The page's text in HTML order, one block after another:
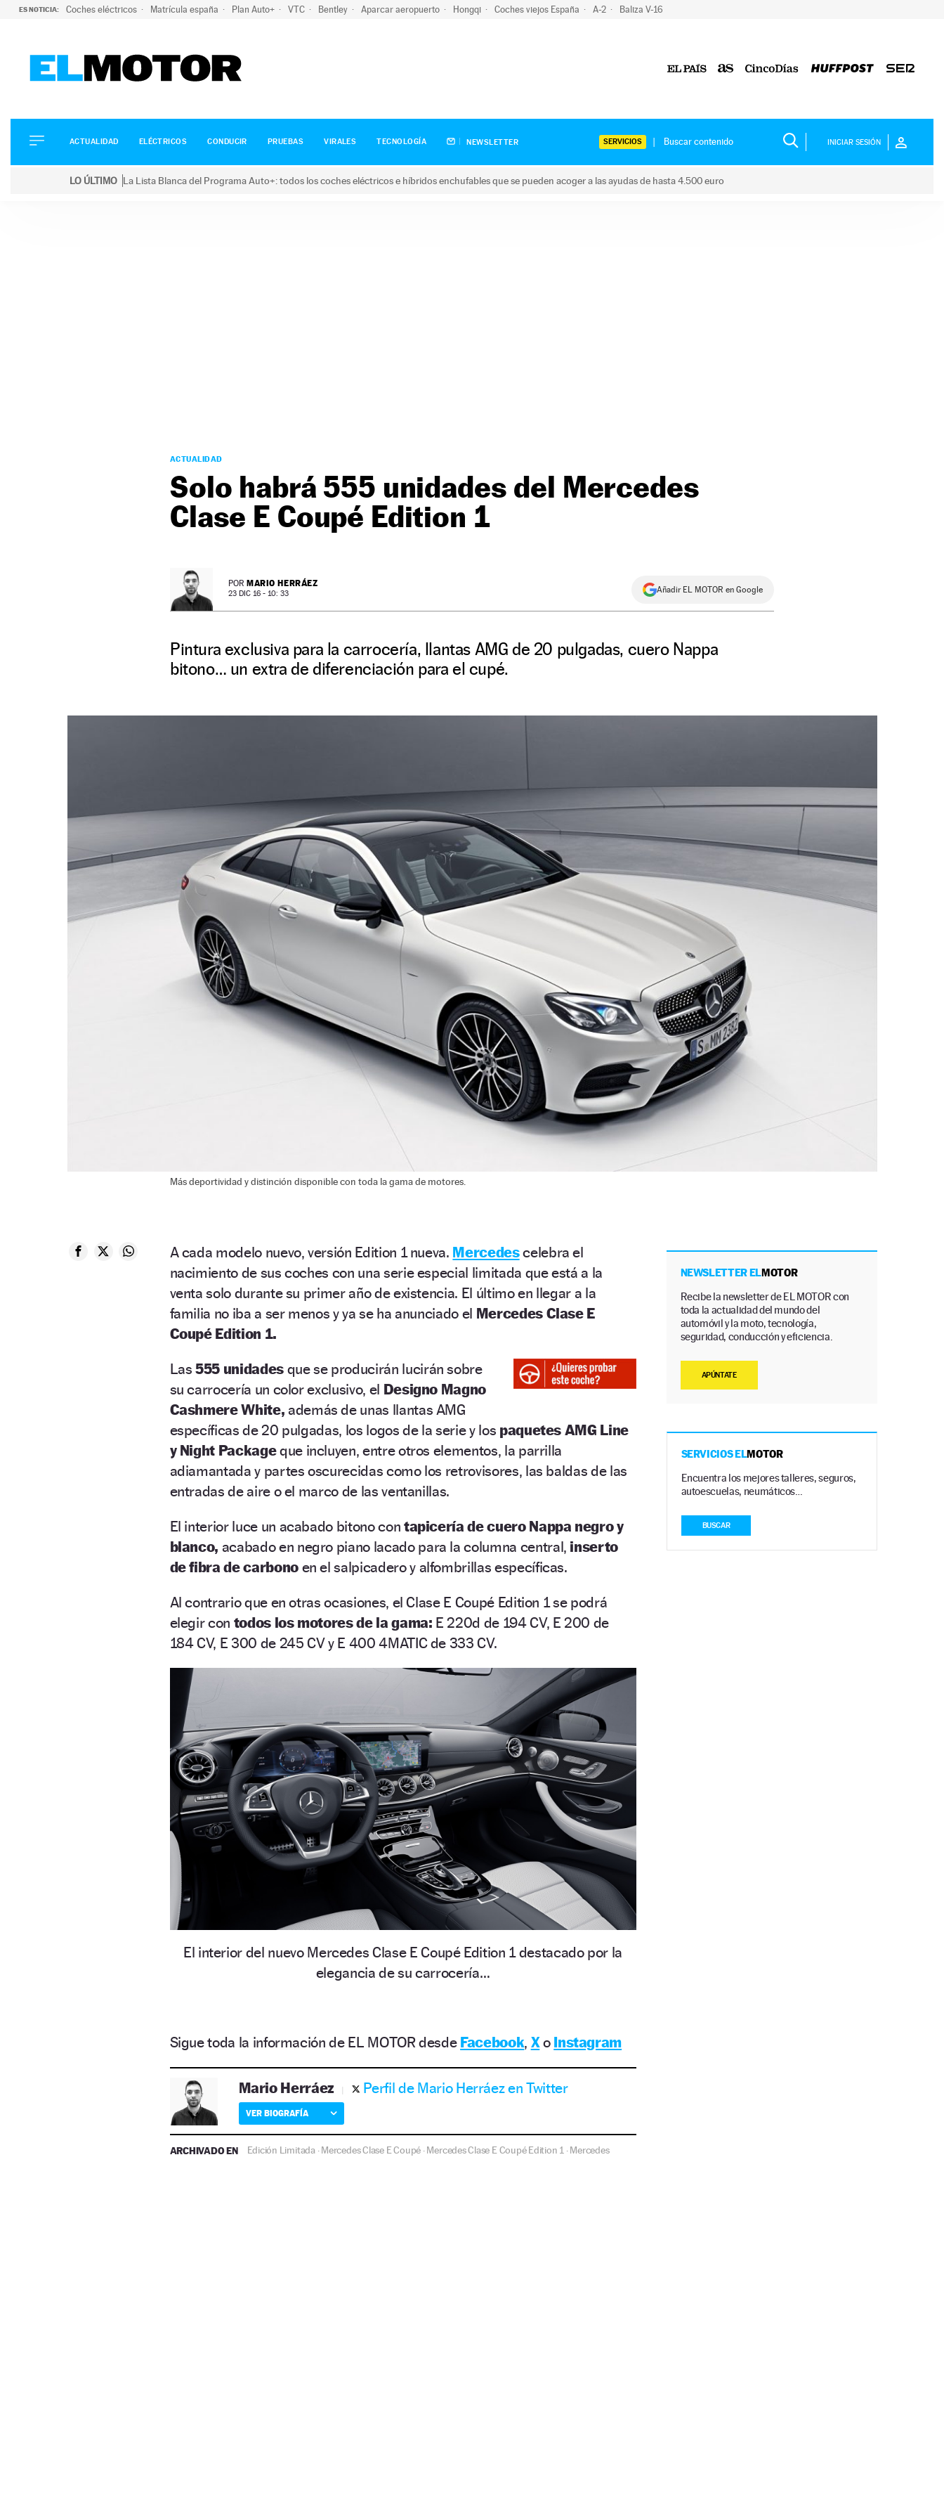
ES NOTICIA: Coches eléctricos Matrícula españa Plan Auto+ VTC Bentley Aparcar aeropuerto Hongqi Coches viejos España A-2 Baliza V-16
ELÉCTRICOS
CONDUCIR
ACTUALIDAD ELÉCTRICOS CONDUCIR PRUEBAS VIRALES TECNOLOGÍA NEWSLETTER SERVICIOS INICIAR SESIÓN
LO ÚLTIMO La Lista Blanca del Programa Auto+: todos los coches eléctricos e híbridos enchufables que se pueden acoger a las ayudas de hasta 4.500 euro
ACTUALIDAD
Solo habrá 555 unidades del Mercedes
Clase E Coupé Edition 1
POR MARIO HERRÁEZ
23 DIC 16 - 10: 33 Añadir EL MOTOR en Google
Pintura exclusiva para la carrocería, llantas AMG de 20 pulgadas, cuero Nappa
bitono… un extra de diferenciación para el cupé.
Más deportividad y distinción disponible con toda la gama de motores.
A cada modelo nuevo, versión Edition 1 nueva. Mercedescelebra el
nacimiento de sus coches con una serie especial limitada que está a la
venta solo durante su primer año de existencia. El último en llegar a la
familia no iba a ser menos y ya se ha anunciado el Mercedes Clase E
Coupé Edition 1.
Las555 unidadesque se producirán lucirán sobre
su carrocería un color exclusivo, el Designo Magno
Cashmere White, además de unas llantas AMG
específicas de 20 pulgadas, los logos de la serie y los paquetes AMG Line
y Night Packageque incluyen, entre otros elementos, la parrilla
adiamantada y partes oscurecidas como los retrovisores, las baldas de las
entradas de aire o el marco de las ventanillas.
El interior luce un acabado bitono con tapicería de cuero Nappa negro y
blanco, acabado en negro piano lacado para la columna central, inserto
de fibra de carbonoen el salpicadero y alfombrillas específicas.
Al contrario que en otras ocasiones, el Clase E Coupé Edition 1 se podrá
elegir con todos los motores de la gama: E 220d de 194 CV, E 200 de
184 CV, E 300 de 245 CV y E 400 4MATIC de 333 CV.
El interior del nuevo Mercedes Clase E Coupé Edition 1 destacado por la
elegancia de su carrocería…
Sigue toda la información de EL MOTOR desde Facebook, Xo Instagram
Mario Herráez Perfil de Mario Herráez en Twitter
VER BIOGRAFÍA
ARCHIVADO EN Edición Limitada·Mercedes Clase E Coupé ·Mercedes Clase E Coupé Edition 1 ·Mercedes
NEWSLETTER ELMOTOR
Recibe la newsletter de EL MOTOR con
toda la actualidad del mundo del
automóvil y la moto, tecnología,
seguridad, conducción y eficiencia.
APÚNTATE
SERVICIOS ELMOTOR
Encuentra los mejores talleres, seguros,
autoescuelas, neumáticos…
BUSCAR